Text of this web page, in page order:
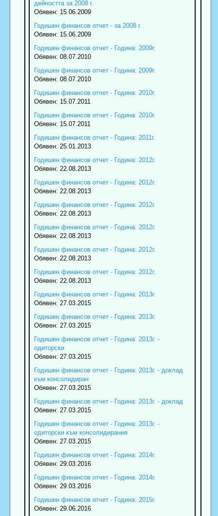
дейността за 2008 г.
Обявен: 15.06.2009
Годишен финансов отчет - за 2008 г.
Обявен: 15.06.2009
Годишен финансов отчет - Година: 2009г.
Обявен: 08.07.2010
Годишен финансов отчет - Година: 2009г.
Обявен: 08.07.2010
Годишен финансов отчет - Година: 2010г.
Обявен: 15.07.2011
Годишен финансов отчет - Година: 2010г.
Обявен: 15.07.2011
Годишен финансов отчет - Година: 2011г.
Обявен: 25.01.2013
Годишен финансов отчет - Година: 2012г.
Обявен: 22.08.2013
Годишен финансов отчет - Година: 2012г.
Обявен: 22.08.2013
Годишен финансов отчет - Година: 2012г.
Обявен: 22.08.2013
Годишен финансов отчет - Година: 2012г.
Обявен: 22.08.2013
Годишен финансов отчет - Година: 2012г.
Обявен: 22.08.2013
Годишен финансов отчет - Година: 2012г.
Обявен: 22.08.2013
Годишен финансов отчет - Година: 2013г.
Обявен: 27.03.2015
Годишен финансов отчет - Година: 2013г.
Обявен: 27.03.2015
Годишен финансов отчет - Година: 2013г. -
одиторски
Обявен: 27.03.2015
Годишен финансов отчет - Година: 2013г. - доклад
към консолидиран
Обявен: 27.03.2015
Годишен финансов отчет - Година: 2013г. - доклад
Обявен: 27.03.2015
Годишен финансов отчет - Година: 2013г. -
одиторски към консолидирания
Обявен: 27.03.2015
Годишен финансов отчет - Година: 2014г.
Обявен: 29.03.2016
Годишен финансов отчет - Година: 2014г.
Обявен: 29.03.2016
Годишен финансов отчет - Година: 2015г.
Обявен: 29.06.2016